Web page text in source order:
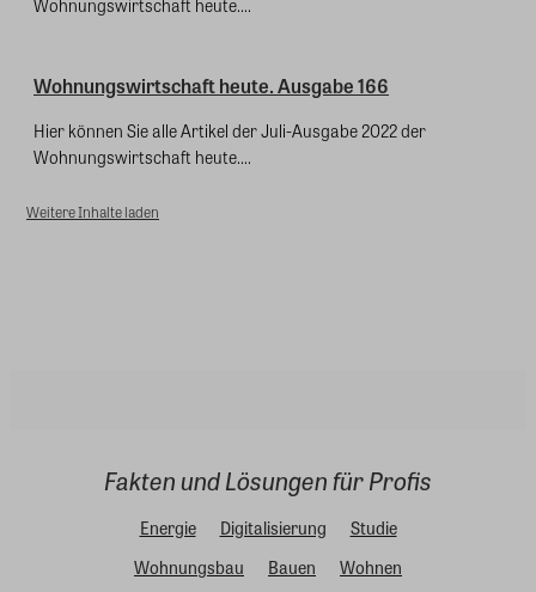
Wohnungswirtschaft heute....
Wohnungswirtschaft heute. Ausgabe 166
Hier können Sie alle Artikel der Juli-Ausgabe 2022 der
Wohnungswirtschaft heute....
Weitere Inhalte laden
Fakten und Lösungen für Profis
Energie Digitalisierung
Studie
Wohnungsbau
Bauen
Wohnen